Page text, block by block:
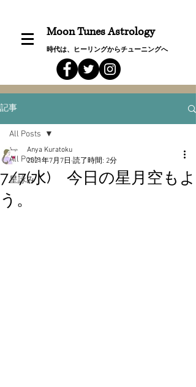
Moon Tunes Astrology
時代は、ヒーリングからチューニングへ
記事
All Posts
星詠み
All Posts
7/7(水) 今日の星月空もよ
う。
Anya Kuratoku
2021年7月7日 読了時間: 2分